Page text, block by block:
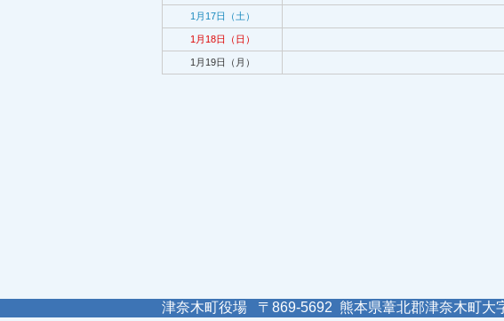
1月17日（土）
1月18日（日）
1月19日（月）
津奈木町役場 〒869-5692 熊本県葦北郡津奈木町大